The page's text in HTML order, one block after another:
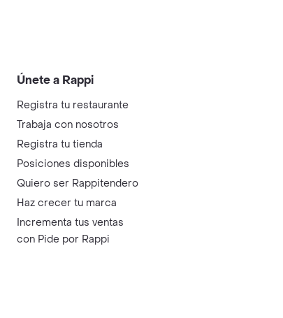
Únete a Rappi
Registra tu restaurante
Trabaja con nosotros
Registra tu tienda
Posiciones disponibles
Quiero ser Rappitendero
Haz crecer tu marca
Incrementa tus ventas
con Pide por Rappi